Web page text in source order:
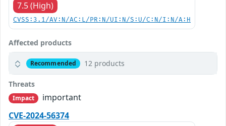
7.5 (High)
CVSS:3.1/AV:N/AC:L/PR:N/UI:N/S:U/C:N/I:N/A:H
Affected products
Recommended 12 products
Threats
Impact
important
CVE-2024-56374